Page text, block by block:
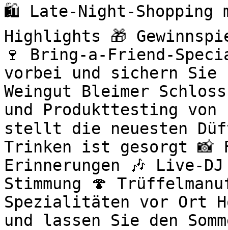
🛍️ Late-Night-
Highlights 🎁
🍷 Bring-a-Friend-
vorbei und sichern Sie
Weingut Bleimer
und Produkttesting
stellt die neuesten
Trinken ist gesorgt 📸
Erinnerungen 🎶
Stimmung 🍄
Spezialitäten vor Ort
und lassen Sie den